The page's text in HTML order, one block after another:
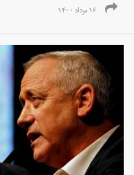
۱۶ مرداد ۱۴۰۰